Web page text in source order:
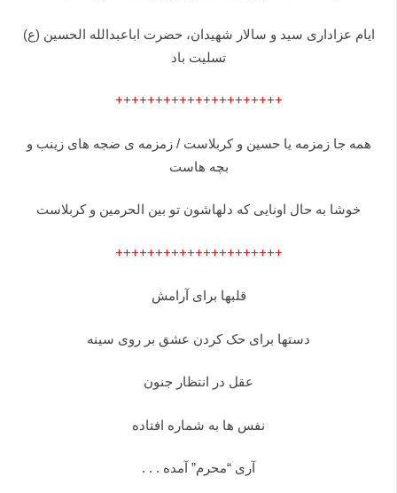
ایام عزاداری سید و سالار شهیدان، حضرت اباعبدالله الحسین (ع)
تسلیت باد
+++++++++++++++++++++
همه جا زمزمه یا حسین و کربلاست / زمزمه ی ضجه های زینب و
بچه هاست
خوشا به حال اونایی که دلهاشون تو بین الحرمین و کربلاست
+++++++++++++++++++++
قلبها برای آرامش
دستها برای حک کردن عشق بر روی سینه
عقل در انتظار جنون
نفس ها به شماره افتاده
آری “محرم” آمده . . .